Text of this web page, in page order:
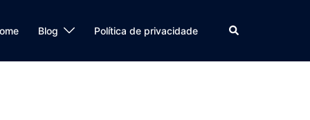
Blog Política de privacidade Search